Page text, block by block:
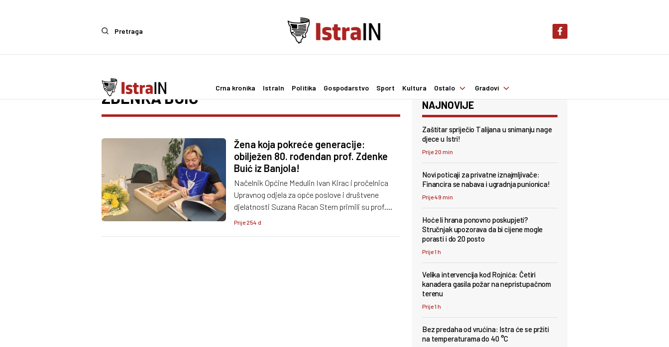
Pretraga
Crna kronika IstraIn Politika Gospodarstvo Sport Kultura Ostalo Gradovi
ZDENKA BUIĆ
Žena koja pokreće generacije:
obilježen 80. rođendan prof. Zdenke
Buić iz Banjola!
Načelnik Općine Medulin Ivan Kirac i pročelnica
Upravnog odjela za opće poslove i društvene
djelatnosti Suzana Racan Stern primili su prof.
Buić, zahvalivši joj na dugogodišnjoj upornosti,
Prije 254 d
NAJNOVIJE
Zaštitar spriječio Talijana u snimanju nage
djece u Istri!
Prije 20 min
Novi poticaji za privatne iznajmljivače:
Financira se nabava i ugradnja punionica!
Prije 49 min
Hoće li hrana ponovno poskupjeti?
Stručnjak upozorava da bi cijene mogle
porasti i do 20 posto
Prije 1 h
Velika intervencija kod Rojnića: Četiri
kanadera gasila požar na nepristupačnom
terenu
Prije 1 h
Bez predaha od vrućina: Istra će se pržiti
na temperaturama do 40 °C